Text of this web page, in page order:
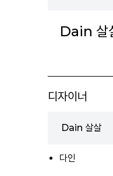
Dain
디자이너
Dain 살살
다인